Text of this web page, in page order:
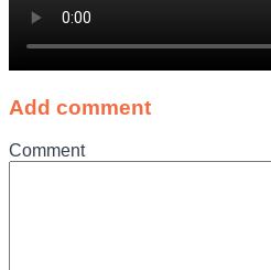
Add comment
Comment